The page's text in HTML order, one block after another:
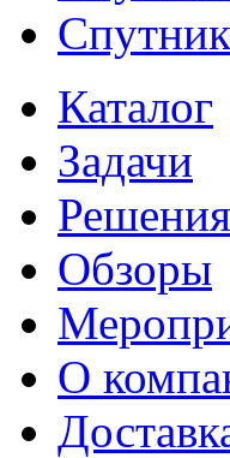
Каталог
Задачи
Решения
Обзоры
О